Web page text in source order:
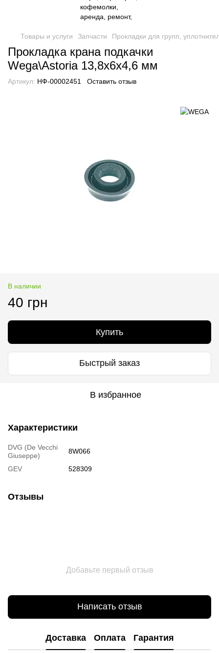
Товары и услуги Запчасти Прокладки для групп,
Прокладка крана подкачки
Wega\Astoria 13,8х6х4,6 мм
Артикул: НФ-00002451 Оставить отзыв
В наличии
40 грн
Купить
Быстрый заказ
В избранное
Характеристики
DVG (De Vecchi
Giuseppe)
8W066
GEV 528309
Отзывы
Добавьте первый отзыв
Написать отзыв
Доставка Оплата Гарантия